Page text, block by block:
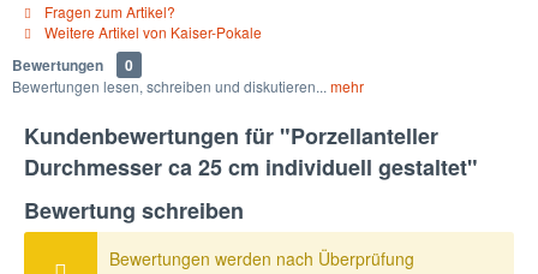
Fragen zum Artikel?
Weitere Artikel von Kaiser-Pokale
Bewertungen 0
Bewertungen lesen, schreiben und diskutieren... mehr
Kundenbewertungen für "Porzellanteller
Durchmesser ca 25 cm individuell gestaltet"
Bewertung schreiben
Bewertungen werden nach Überprüfung